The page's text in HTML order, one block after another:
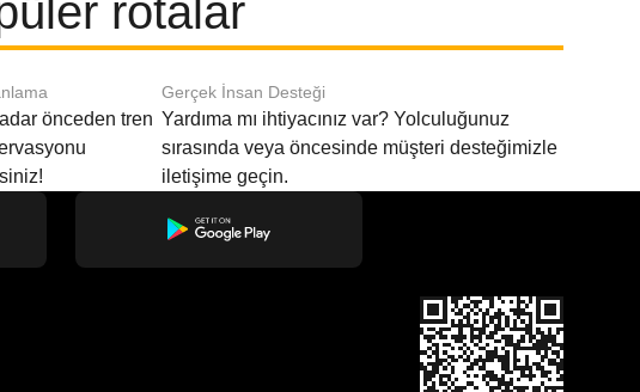
rotalar
önceden tren
Gerçek İnsan Desteği
Yardıma mı ihtiyacınız var? Yolculuğunuz
sırasında veya öncesinde müşteri desteğimizle
iletişime geçin.